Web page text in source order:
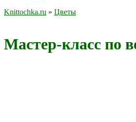
Knittochka.ru » Цветы
Мастер-класс по